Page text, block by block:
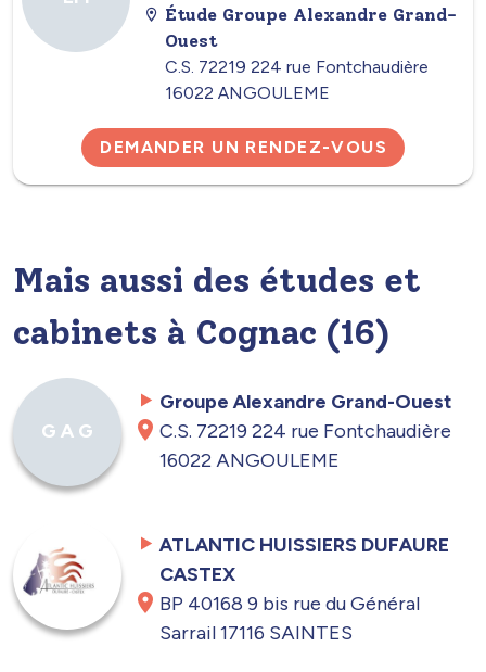
Étude Groupe Alexandre Grand-
Ouest
C.S. 72219 224 rue Fontchaudière
16022 ANGOULEME
DEMANDER UN RENDEZ-VOUS
Mais aussi des études et
cabinets à Cognac (16)
G A G
Groupe Alexandre Grand-Ouest
C.S. 72219 224 rue Fontchaudière
16022 ANGOULEME
ATLANTIC HUISSIERS DUFAURE
CASTEX
BP 40168 9 bis rue du Général
Sarrail 17116 SAINTES